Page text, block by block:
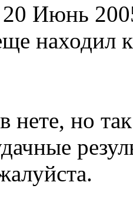
20 Июнь
находил
нете, но